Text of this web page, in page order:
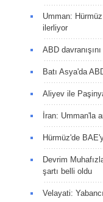
Umman:
ilerliyor
ABD
Batı Asya'da
Aliyev ile
İran: Umman'la
Hürmüz'de
Devrim
şartı belli oldu
Velayati: